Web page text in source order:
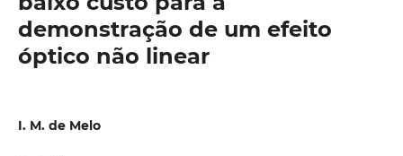
demonstração de um efeito
óptico não linear
I. M. de Melo